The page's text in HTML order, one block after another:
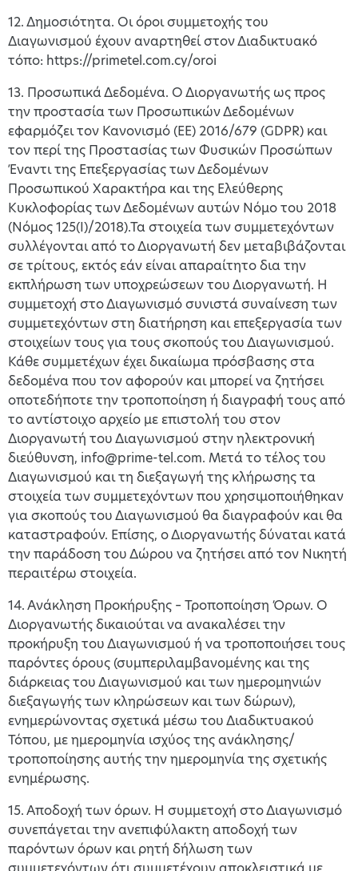
12. Δημοσιότητα. Οι όροι συμμετοχής του
Διαγωνισμού έχουν αναρτηθεί στον Διαδικτυακό
τόπο: https://primetel.com.cy/oroi
13. Προσωπικά Δεδομένα. Ο Διοργανωτής ως προς
την προστασία των Προσωπικών Δεδομένων
εφαρμόζει τον Κανονισμό (ΕΕ) 2016/679 (GDPR) και
τον περί της Προστασίας των Φυσικών Προσώπων
Έναντι της Επεξεργασίας των Δεδομένων
Προσωπικού Χαρακτήρα και της Ελεύθερης
Κυκλοφορίας των Δεδομένων αυτών Νόμο του 2018
(Νόμος 125(Ι)/2018).Τα στοιχεία των συμμετεχόντων
συλλέγονται από το Διοργανωτή δεν μεταβιβάζονται
σε τρίτους, εκτός εάν είναι απαραίτητο δια την
εκπλήρωση των υποχρεώσεων του Διοργανωτή. Η
συμμετοχή στο Διαγωνισμό συνιστά συναίνεση των
συμμετεχόντων στη διατήρηση και επεξεργασία των
στοιχείων τους για τους σκοπούς του Διαγωνισμού.
Κάθε συμμετέχων έχει δικαίωμα πρόσβασης στα
δεδομένα που τον αφορούν και μπορεί να ζητήσει
οποτεδήποτε την τροποποίηση ή διαγραφή τους από
το αντίστοιχο αρχείο με επιστολή του στον
Διοργανωτή του Διαγωνισμού στην ηλεκτρονική
διεύθυνση, info@prime-tel.com. Μετά το τέλος του
Διαγωνισμού και τη διεξαγωγή της κλήρωσης τα
στοιχεία των συμμετεχόντων που χρησιμοποιήθηκαν
για σκοπούς του Διαγωνισμού θα διαγραφούν και θα
καταστραφούν. Επίσης, ο Διοργανωτής δύναται κατά
την παράδοση του Δώρου να ζητήσει από τον Νικητή
περαιτέρω στοιχεία.
14. Ανάκληση Προκήρυξης – Τροποποίηση Όρων. Ο
Διοργανωτής δικαιούται να ανακαλέσει την
προκήρυξη του Διαγωνισμού ή να τροποποιήσει τους
παρόντες όρους (συμπεριλαμβανομένης και της
διάρκειας του Διαγωνισμού και των ημερομηνιών
διεξαγωγής των κληρώσεων και των δώρων),
ενημερώνοντας σχετικά μέσω του Διαδικτυακού
Τόπου, με ημερομηνία ισχύος της ανάκλησης/
τροποποίησης αυτής την ημερομηνία της σχετικής
ενημέρωσης.
15. Αποδοχή των όρων. Η συμμετοχή στο Διαγωνισμό
συνεπάγεται την ανεπιφύλακτη αποδοχή των
παρόντων όρων και ρητή δήλωση των